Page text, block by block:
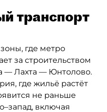
транспорт
где метро
за строительством
— Лахта — Юнтолово.
где жильё растёт
не раньше
включая